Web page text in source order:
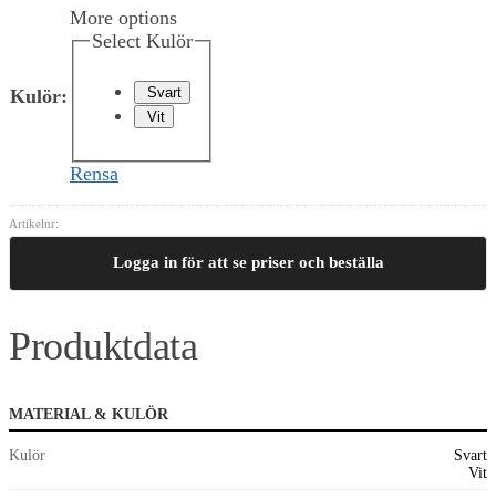
Kulör:
More options
Select Kulör
Svart
Vit
Rensa
Artikelnr:
Logga in för att se priser och beställa
Produktdata
MATERIAL & KULÖR
Kulör
Svart
Vit